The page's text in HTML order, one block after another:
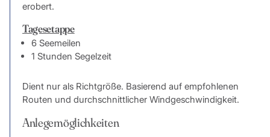
erobert.
Tagesetappe
6 Seemeilen
1 Stunden Segelzeit
Dient nur als Richtgröße. Basierend auf empfohlenen
Routen und durchschnittlicher Windgeschwindigkeit.
Anlegemöglichkeiten